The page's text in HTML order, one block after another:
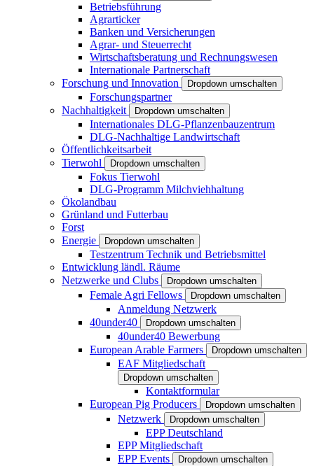
Betriebsführung
Agrarticker
Banken und Versicherungen
Agrar- und Steuerrecht
Wirtschaftsberatung und Rechnungswesen
Internationale Partnerschaft
Forschung und Innovation
Dropdown umschalten
Forschungspartner
Nachhaltigkeit
Dropdown umschalten
Internationales DLG-Pflanzenbauzentrum
DLG-Nachhaltige Landwirtschaft
Öffentlichkeitsarbeit
Tierwohl
Dropdown umschalten
Fokus Tierwohl
DLG-Programm Milchviehhaltung
Ökolandbau
Grünland und Futterbau
Forst
Energie
Dropdown umschalten
Testzentrum Technik und Betriebsmittel
Entwicklung ländl. Räume
Netzwerke und Clubs
Dropdown umschalten
Female Agri Fellows Dropdown umschalten
Anmeldung Netzwerk
40under40
Dropdown umschalten
40under40 Bewerbung
European Arable Farmers
Dropdown umschalten
EAF Mitgliedschaft
Dropdown umschalten
Kontaktformular
European Pig Producers
Dropdown umschalten
Netzwerk Dropdown umschalten
EPP Deutschland
EPP Mitgliedschaft
EPP Events
Dropdown umschalten